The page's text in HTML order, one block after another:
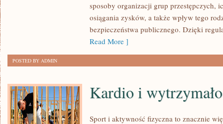
sposoby organizacji grup przestępczych,
osiągania zysków, a także wpływ tego
bezpieczeństwa publicznego. Dzięki
Read More ]
POSTED BY ADMIN
Kardio i
Sport i aktywność fizyczna to znacznie